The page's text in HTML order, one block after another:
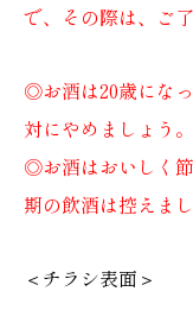
で、その際は、ご
◎お酒は20歳
対にやめましょう。
◎お酒はおいしく
期の飲酒は控えまし
＜チラシ表面＞